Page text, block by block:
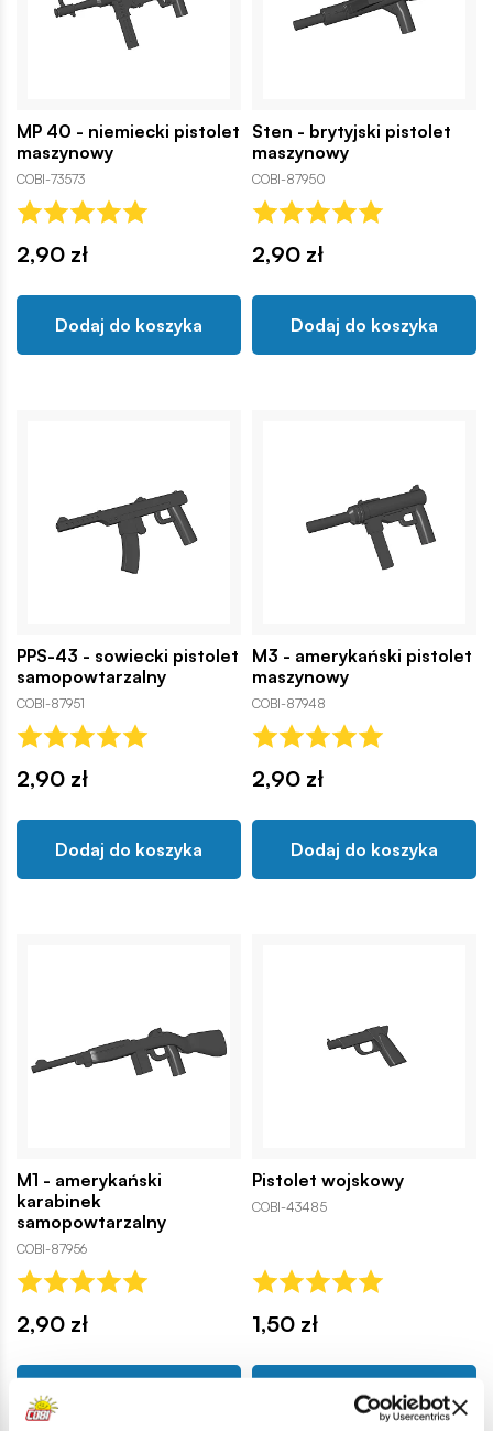
MP 40 - niemiecki pistolet
maszynowy
COBI-73573
2,90 zł
Dodaj do koszyka
Sten - brytyjski pistolet
maszynowy
COBI-87950
2,90 zł
Dodaj do koszyka
PPS-43 - sowiecki pistolet
samopowtarzalny
COBI-87951
2,90 zł
Dodaj do koszyka
M3 - amerykański pistolet
maszynowy
COBI-87948
2,90 zł
Dodaj do koszyka
M1 - amerykański
karabinek
samopowtarzalny
COBI-87956
2,90 zł
Pistolet wojskowy
COBI-43485
1,50 zł
Dodaj do koszyka